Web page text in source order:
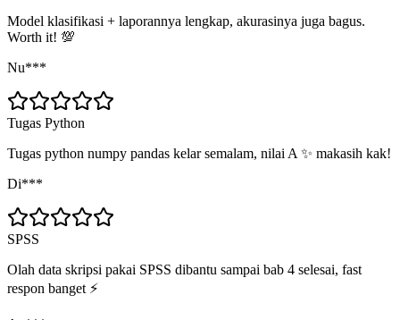
Model klasifikasi + laporannya lengkap, akurasinya juga bagus.
Worth it! 💯
Nu***
Tugas Python
Tugas python numpy pandas kelar semalam, nilai A ✨ makasih kak!
Di***
SPSS
Olah data skripsi pakai SPSS dibantu sampai bab 4 selesai, fast
respon banget ⚡